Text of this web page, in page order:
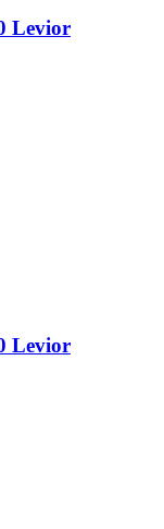
Levior
Levior